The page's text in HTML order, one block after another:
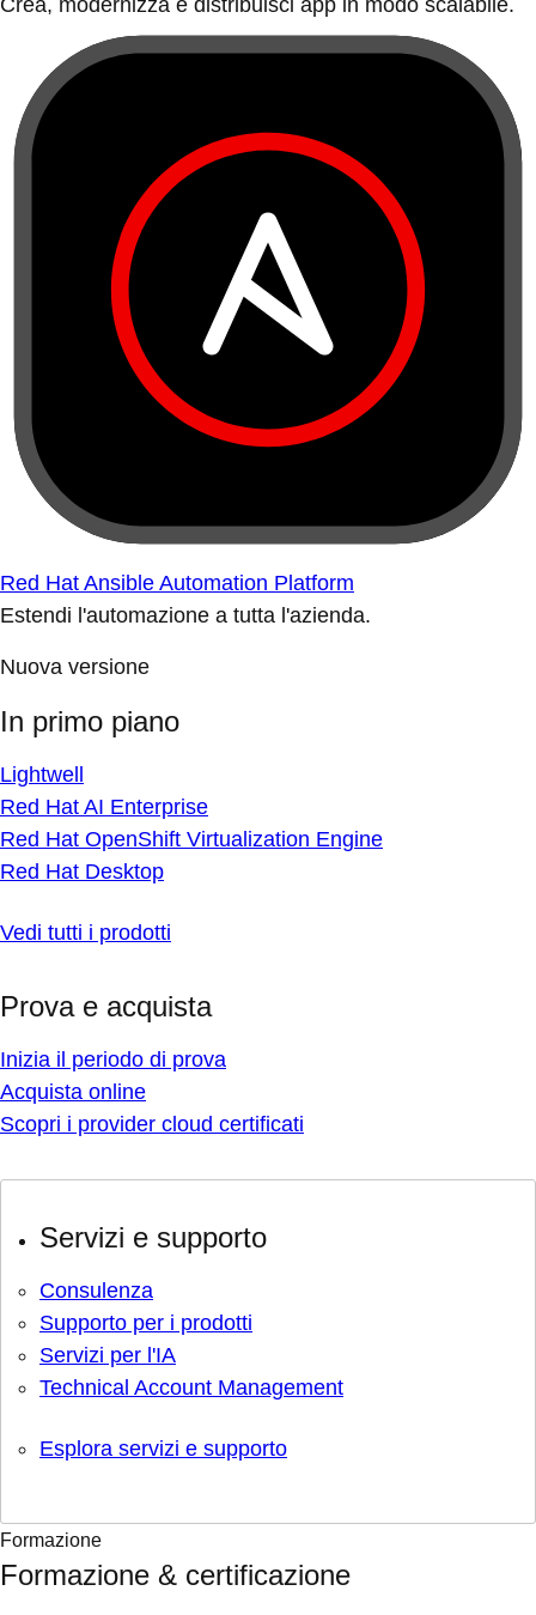
Crea, modernizza e distribuisci app in modo scalabile.
Red Hat Ansible Automation Platform
Estendi l'automazione a tutta l'azienda.
Nuova versione
In primo piano
Lightwell
Red Hat AI Enterprise
Red Hat OpenShift Virtualization Engine
Red Hat Desktop
Vedi tutti i prodotti
Prova e acquista
Inizia il periodo di prova
Acquista online
Scopri i provider cloud certificati
Servizi e supporto
Consulenza
Supporto per i prodotti
Servizi per l'IA
Technical Account Management
Esplora servizi e supporto
Formazione
Formazione & certificazione